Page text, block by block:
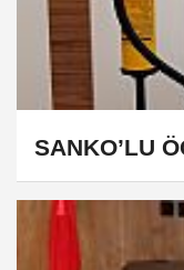
SANKO’LU